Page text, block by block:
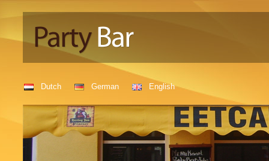
Dutch German English